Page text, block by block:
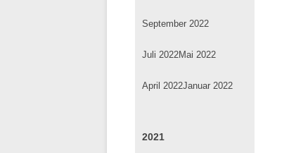
September 2022
Juli 2022Mai 2022
April 2022Januar 2022
2021